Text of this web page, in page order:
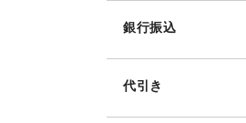
銀行振込
代引き